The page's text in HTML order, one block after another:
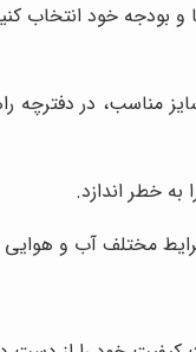
و بودجه خود
مناسب، در دفترچه
به خطر اندازد.
مختلف آب و هوایی